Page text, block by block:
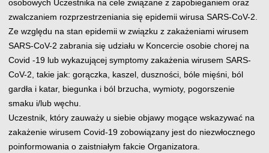
osobowych Uczestnika na cele związane z zapobieganiem oraz
zwalczaniem rozprzestrzeniania się epidemii wirusa SARS-CoV-2.
Ze względu na stan epidemii w związku z zakażeniami wirusem
SARS-CoV-2 zabrania się udziału w Koncercie osobie chorej na
Covid -19 lub wykazującej symptomy zakażenia wirusem SARS-
CoV-2, takie jak: gorączka, kaszel, duszności, bóle mięśni, ból
gardła i katar, biegunka i ból brzucha, wymioty, pogorszenie
smaku i/lub węchu.
Uczestnik, który zauważy u siebie objawy mogące wskazywać na
zakażenie wirusem Covid-19 zobowiązany jest do niezwłocznego
poinformowania o zaistniałym fakcie Organizatora.